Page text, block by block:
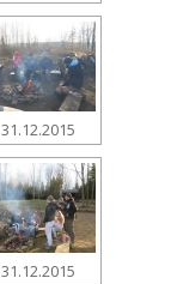
31.12.2015
31.12.2015